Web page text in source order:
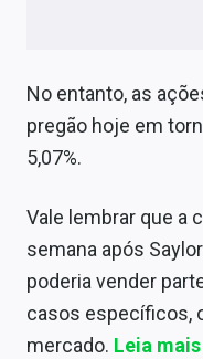
No entanto, as
pregão hoje em
5,07%.
Vale lembrar que a
semana após
poderia vender
casos específicos,
mercado. Leia